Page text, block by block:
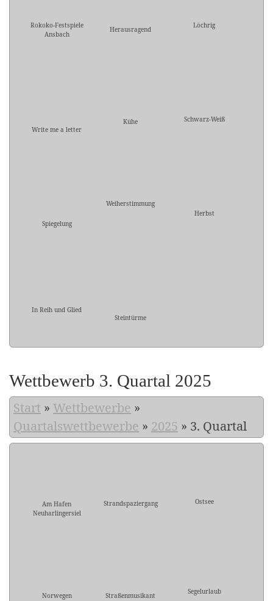
Rokoko-Festspiele
Ansbach
Herausragend Löchrig
Write me a letter
Kühe Schwarz-Weiß
Spiegelung
Weiherstimmung
Herbst
In Reih und Glied
Steintürme
Wettbewerb 3. Quartal 2025
Start » Wettbewerbe »
Quartalswettbewerbe » 2025 » 3. Quartal
Am Hafen
Neuharlingersiel
Strandspaziergang Ostsee
Norwegen Straßenmusikant Segelurlaub